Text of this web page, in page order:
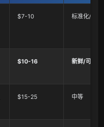
$7-10 标准化/冷冻
$10-16 新鲜/可溯源
$15-25 中等